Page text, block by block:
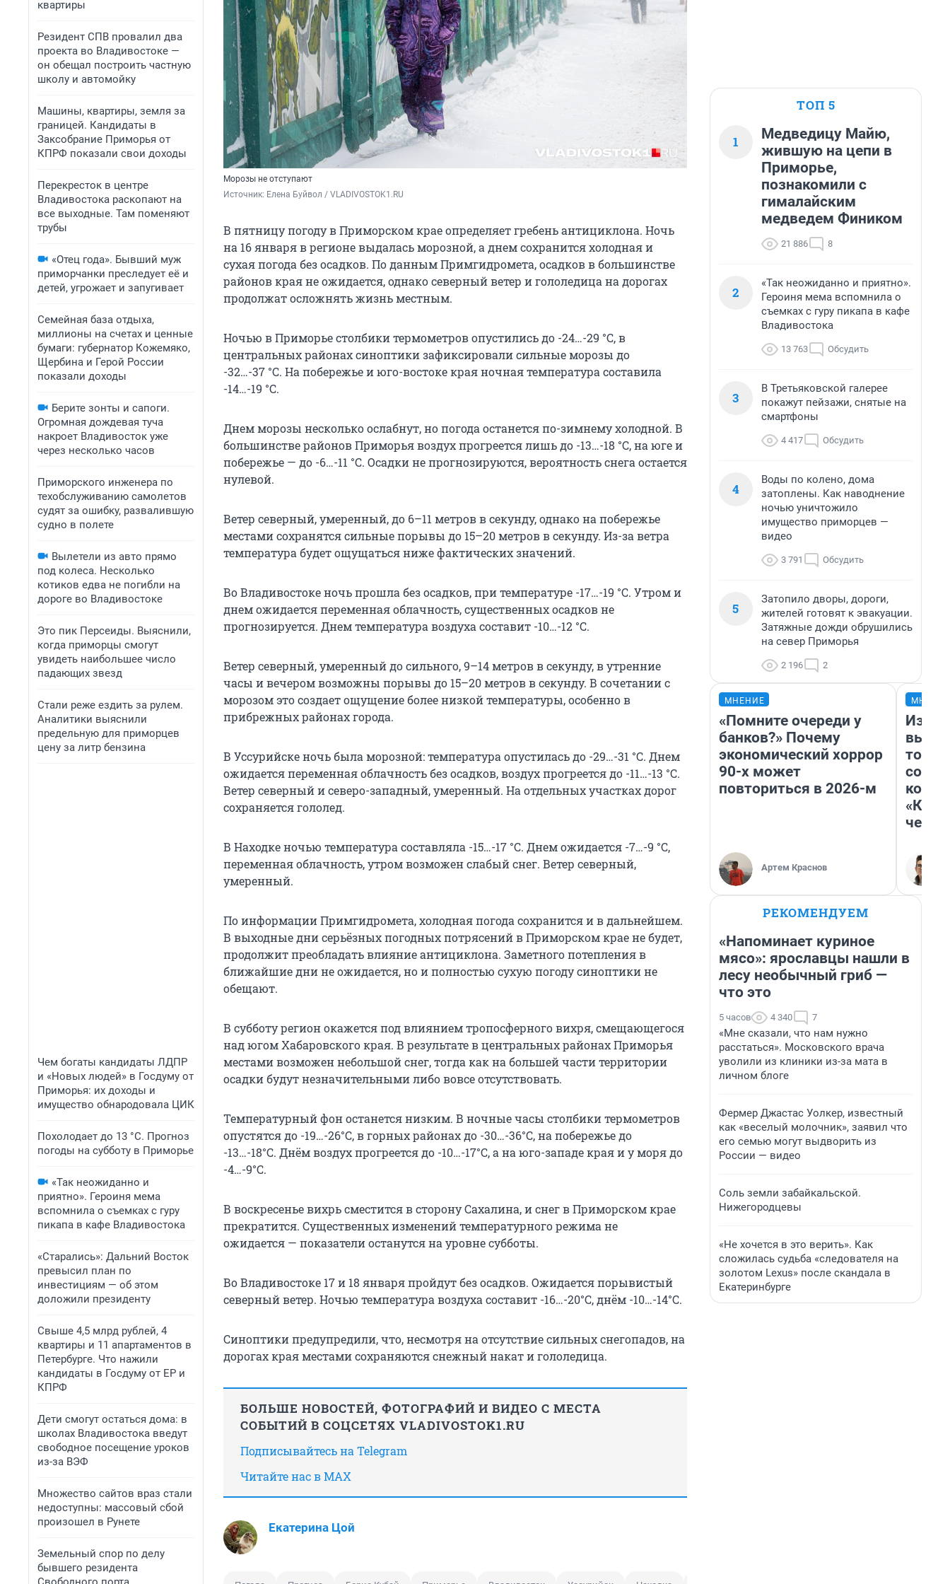
квартиры
Резидент СПВ провалил два
проекта во Владивостоке —
он обещал построить частную
школу и автомойку
Машины, квартиры, земля за
границей. Кандидаты в
Заксобрание Приморья от
КПРФ показали свои доходы
Перекресток в центре
Владивостока раскопают на
все выходные. Там поменяют
трубы
«Отец года». Бывший муж
приморчанки преследует её и
детей, угрожает и запугивает
Семейная база отдыха,
миллионы на счетах и ценные
бумаги: губернатор Кожемяко,
Щербина и Герой России
показали доходы
Берите зонты и сапоги.
Огромная дождевая туча
накроет Владивосток уже
через несколько часов
Приморского инженера по
техобслуживанию самолетов
судят за ошибку, развалившую
судно в полете
Вылетели из авто прямо
под колеса. Несколько
котиков едва не погибли на
дороге во Владивостоке
Это пик Персеиды. Выяснили,
когда приморцы смогут
увидеть наибольшее число
падающих звезд
Стали реже ездить за рулем.
Аналитики выяснили
предельную для приморцев
цену за литр бензина
Чем богаты кандидаты ЛДПР
и «Новых людей» в Госдуму от
Приморья: их доходы и
имущество обнародовала ЦИК
Похолодает до 13 °C. Прогноз
погоды на субботу в Приморье
«Так неожиданно и
приятно». Героиня мема
вспомнила о съемках с гуру
пикапа в кафе Владивостока
«Старались»: Дальний Восток
превысил план по
инвестициям — об этом
доложили президенту
Свыше 4,5 млрд рублей, 4
квартиры и 11 апартаментов в
Петербурге. Что нажили
кандидаты в Госдуму от ЕР и
КПРФ
Дети смогут остаться дома: в
школах Владивостока введут
свободное посещение уроков
из-за ВЭФ
Множество сайтов враз стали
недоступны: массовый сбой
произошел в Рунете
Земельный спор по делу
бывшего резидента
Морозы не отступают
Источник: Елена Буйвол / VLADIVOSTOK1.RU
В пятницу погоду в Приморском крае определяет гребень антициклона. Ночь
на 16 января в регионе выдалась морозной, а днем сохранится холодная и
сухая погода без осадков. По данным Примгидромета, осадков в большинстве
районов края не ожидается, однако северный ветер и гололедица на дорогах
продолжат осложнять жизнь местным.
Ночью в Приморье столбики термометров опустились до -24…-29 °C, в
центральных районах синоптики зафиксировали сильные морозы до
-32…-37 °C. На побережье и юго-востоке края ночная температура составила
-14…-19 °C.
Днем морозы несколько ослабнут, но погода останется по-зимнему холодной. В
большинстве районов Приморья воздух прогреется лишь до -13…-18 °C, на юге и
побережье — до -6…-11 °C. Осадки не прогнозируются, вероятность снега остается
нулевой.
Ветер северный, умеренный, до 6–11 метров в секунду, однако на побережье
местами сохранятся сильные порывы до 15–20 метров в секунду. Из-за ветра
температура будет ощущаться ниже фактических значений.
Во Владивостоке ночь прошла без осадков, при температуре -17…-19 °C. Утром и
днем ожидается переменная облачность, существенных осадков не
прогнозируется. Днем температура воздуха составит -10…-12 °C.
Ветер северный, умеренный до сильного, 9–14 метров в секунду, в утренние
часы и вечером возможны порывы до 15–20 метров в секунду. В сочетании с
морозом это создает ощущение более низкой температуры, особенно в
прибрежных районах города.
В Уссурийске ночь была морозной: температура опустилась до -29…-31 °C. Днем
ожидается переменная облачность без осадков, воздух прогреется до -11…-13 °C.
Ветер северный и северо-западный, умеренный. На отдельных участках дорог
сохраняется гололед.
В Находке ночью температура составляла -15…-17 °C. Днем ожидается -7…-9 °C,
переменная облачность, утром возможен слабый снег. Ветер северный,
умеренный.
По информации Примгидромета, холодная погода сохранится и в дальнейшем.
В выходные дни серьёзных погодных потрясений в Приморском крае не будет,
продолжит преобладать влияние антициклона. Заметного потепления в
ближайшие дни не ожидается, но и полностью сухую погоду синоптики не
обещают.
В субботу регион окажется под влиянием тропосферного вихря, смещающегося
над югом Хабаровского края. В результате в центральных районах Приморья
местами возможен небольшой снег, тогда как на большей части территории
осадки будут незначительными либо вовсе отсутствовать.
Температурный фон останется низким. В ночные часы столбики термометров
опустятся до -19…-26°С, в горных районах до -30…-36°С, на побережье до
-13…-18°С. Днём воздух прогреется до -10…-17°С, а на юго-западе края и у моря до
-4…-9°С.
В воскресенье вихрь сместится в сторону Сахалина, и снег в Приморском крае
прекратится. Существенных изменений температурного режима не
ожидается — показатели останутся на уровне субботы.
Во Владивостоке 17 и 18 января пройдут без осадков. Ожидается порывистый
северный ветер. Ночью температура воздуха составит -16…-20°С, днём -10…-14°С.
Синоптики предупредили, что, несмотря на отсутствие сильных снегопадов, на
дорогах края местами сохраняются снежный накат и гололедица.
БОЛЬШЕ НОВОСТЕЙ, ФОТОГРАФИЙ И ВИДЕО С МЕСТА
СОБЫТИЙ В СОЦСЕТЯХ VLADIVOSTOK1.RU
Подписывайтесь на Telegram
Читайте нас в MAX
Екатерина Цой
ТОП 5
1
Медведицу Майю,
жившую на цепи в
Приморье,
познакомили с
гималайским
медведем Фиником
21 886 8
2
«Так неожиданно и приятно».
Героиня мема вспомнила о
съемках с гуру пикапа в кафе
Владивостока
13 763 Обсудить
3
В Третьяковской галерее
покажут пейзажи, снятые на
смартфоны
4 417 Обсудить
4
Воды по колено, дома
затоплены. Как наводнение
ночью уничтожило
имущество приморцев —
видео
3 791 Обсудить
5
Затопило дворы, дороги,
жителей готовят к эвакуации.
Затяжные дожди обрушились
на север Приморья
2 196 2
МНЕНИЕ
«Помните очереди у
банков?» Почему
экономический хоррор
90-х может
повториться в 2026-м
Артем Краснов
РЕКОМЕНДУЕМ
«Напоминает куриное
мясо»: ярославцы нашли в
лесу необычный гриб —
что это
5 часов 4 340 7
«Мне сказали, что нам нужно
расстаться». Московского врача
уволили из клиники из-за мата в
личном блоге
Фермер Джастас Уолкер, известный
как «веселый молочник», заявил что
его семью могут выдворить из
России — видео
Соль земли забайкальской.
Нижегородцевы
«Не хочется в это верить». Как
сложилась судьба «следователя на
золотом Lexus» после скандала в
Екатеринбурге